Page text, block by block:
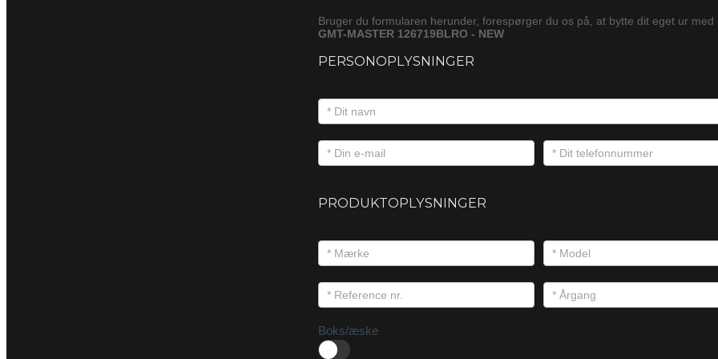
Bruger du formularen herunder, forespørger du os på, at bytte dit eget ur med
GMT-MASTER 126719BLRO - NEW
PERSONOPLYSNINGER
PRODUKTOPLYSNINGER
Boks/æske